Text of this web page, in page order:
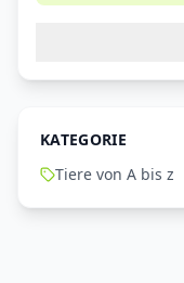
KATEGORIE
Tiere von A bis z